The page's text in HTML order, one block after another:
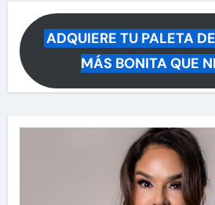
ADQUIERE TU PALETA
MÁS BONITA QUE